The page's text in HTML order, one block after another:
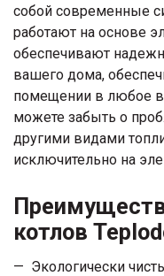
собой современные
работают на основе
обеспечивают
вашего дома,
помещении в любое
можете забыть о
другими видами
исключительно на
котлов
Экологически